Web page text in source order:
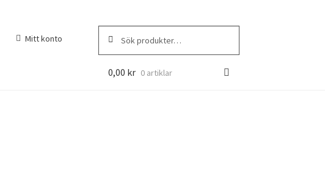
Mitt konto
efter:
0,00 kr 0 artiklar